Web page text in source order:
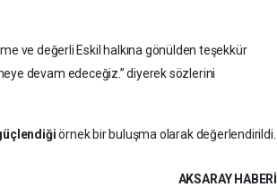
ve değerli Eskil halkına gönülden teşekkür
devam edeceğiz.” diyerek sözlerini
örnek bir buluşma olarak değerlendirildi.
AKSARAY HABERİ